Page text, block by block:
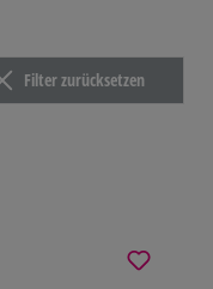
Filter zurücksetzen